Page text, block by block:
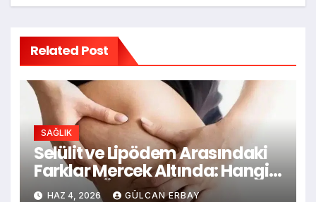
Related Post
SAĞLIK
Selülit ve Lipödem Arasındaki
Farklar Mercek Altında: Hangi
Belirtiler Öne Çıkıyor?
HAZ 4, 2026 GÜLCAN ERBAY